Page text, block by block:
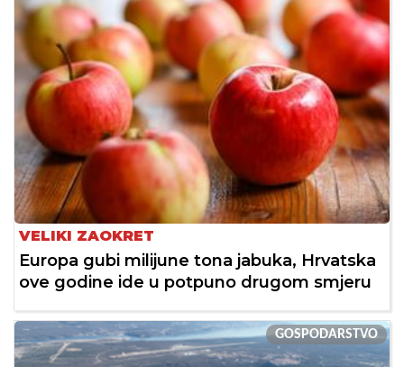
VELIKI ZAOKRET
Europa gubi milijune tona jabuka, Hrvatska
ove godine ide u potpuno drugom smjeru
GOSPODARSTVO